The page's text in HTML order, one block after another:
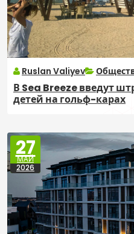
Ruslan Valiyev
В Sea Breeze введут
детей на гольф-карах
27
МАЙ
2026